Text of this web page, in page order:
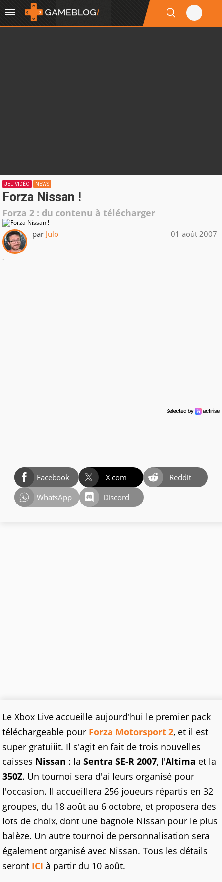
JEU VIDÉO NEWS
Forza Nissan !
Forza 2 : du contenu à télécharger
par Julo 01 août 2007
.
Facebook X.com
Reddit
WhatsApp
Discord
Le Xbox Live accueille aujourd'hui le premier pack
téléchargeable pour Forza Motorsport 2, et il est
super gratuiiit. Il s'agit en fait de trois nouvelles
caisses Nissan : la Sentra SE-R 2007, l'Altima et la
350Z. Un tournoi sera d'ailleurs organisé pour
l'occasion. Il accueillera 256 joueurs répartis en 32
groupes, du 18 août au 6 octobre, et proposera des
lots de choix, dont une bagnole Nissan pour le plus
balèze. Un autre tournoi de personnalisation sera
également organisé avec Nissan. Tous les détails
seront ICI à partir du 10 août.